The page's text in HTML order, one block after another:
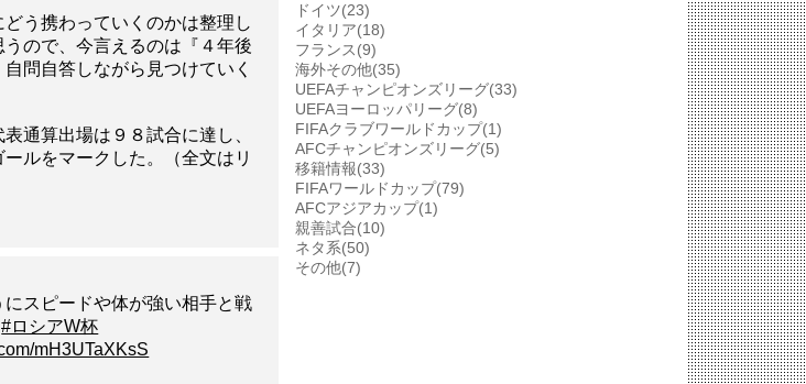
う携わっていくのかは整理し
ので、今言えるのは『４年後
問自答しながら見つけていく
通算出場は９８試合に達し、
ルをマークした。（全文はリ
スピードや体が強い相手と戦
#ロシアW杯
mH3UTaXKsS
ドイツ(23)
イタリア(18)
フランス(9)
海外その他(35)
UEFAチャンピオンズリーグ(33)
UEFAヨーロッパリーグ(8)
FIFAクラブワールドカップ(1)
AFCチャンピオンズリーグ(5)
移籍情報(33)
FIFAワールドカップ(79)
AFCアジアカップ(1)
親善試合(10)
ネタ系(50)
その他(7)